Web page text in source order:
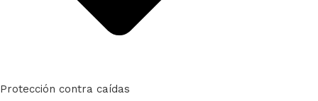
Protección contra caídas